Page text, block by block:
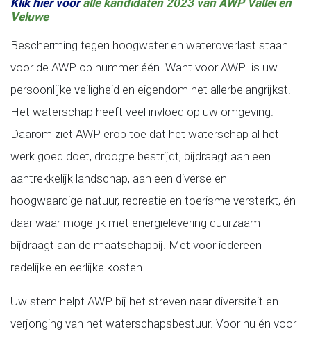
Klik hier vooralle kandidaten 2023 van AWP Vallei en
Veluwe
Bescherming tegen hoogwater en wateroverlast staan
voor de AWP op nummer één. Want voor AWP is uw
persoonlijke veiligheid en eigendom het allerbelangrijkst.
Het waterschap heeft veel invloed op uw omgeving.
Daarom ziet AWP erop toe dat het waterschap al het
werk goed doet, droogte bestrijdt, bijdraagt aan een
aantrekkelijk landschap, aan een diverse en
hoogwaardige natuur, recreatie en toerisme versterkt, én
daar waar mogelijk met energielevering duurzaam
bijdraagt aan de maatschappij. Met voor iedereen
redelijke en eerlijke kosten.
Uw stem helpt AWP bij het streven naar diversiteit en
verjonging van het waterschapsbestuur. Voor nu én voor